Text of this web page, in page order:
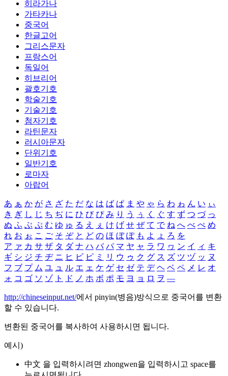
히라가나
가타카나
중국어
한글고어
그리스문자
프랑스어
독일어
히브리어
괄호기호
학술기호
기술기호
첨자기호
라틴문자
러시아문자
단위기호
일반기호
로마자
아랍어
あ ぁ か が さ ざ た だ な は ば ぱ ま や ゃ ら わ ゎ ん い ぃ
き ぎ し じ ち ぢ に ひ び ぴ み り う ぅ く ぐ す ず つ づ っ
ぬ ふ ぶ ぷ む ゆ ゅ る え ぇ け げ せ ぜ て で ね へ べ ぺ め
れ お ぉ こ ご そ ぞ と ど の ほ ぼ ぽ も よ ょ ろ を
ア ァ カ サ ザ タ ダ ナ ハ バ パ マ ヤ ャ ラ ワ ヮ ン イ ィ キ
ギ シ ジ チ ヂ ニ ヒ ビ ピ ミ リ ウ ゥ ク グ ス ズ ツ ヅ ッ ヌ
フ ブ プ ム ユ ュ ル エ ェ ケ ゲ セ ゼ テ デ ヘ ベ ペ メ レ オ
ォ コ ゴ ソ ゾ ト ド ノ ホ ボ ポ モ ヨ ョ ロ ヲ ―
http://chineseinput.net/에서 pinyin(병음)방식으로 중국어를 변환
할 수 있습니다.
변환된 중국어를 복사하여 사용하시면 됩니다.
예시)
中文 을 입력하시려면 zhongwen을 입력하시고 space를